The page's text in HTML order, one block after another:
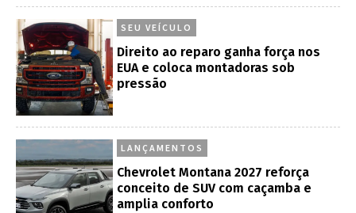
SEU VEÍCULO
Direito ao reparo ganha força nos
EUA e coloca montadoras sob
pressão
LANÇAMENTOS
Chevrolet Montana 2027 reforça
conceito de SUV com caçamba e
amplia conforto